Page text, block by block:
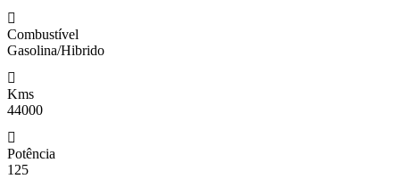
Combustível
Gasolina/Hibrido
Kms
44000
Potência
125